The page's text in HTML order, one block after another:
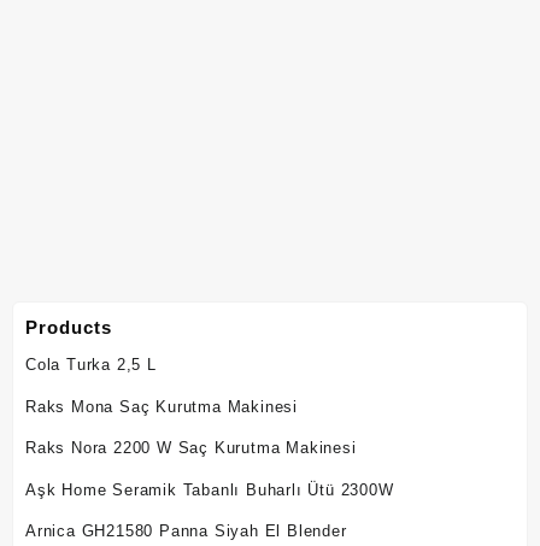
Products
Cola Turka 2,5 L
Raks Mona Saç Kurutma Makinesi
Raks Nora 2200 W Saç Kurutma Makinesi
Aşk Home Seramik Tabanlı Buharlı Ütü 2300W
Arnica GH21580 Panna Siyah El Blender